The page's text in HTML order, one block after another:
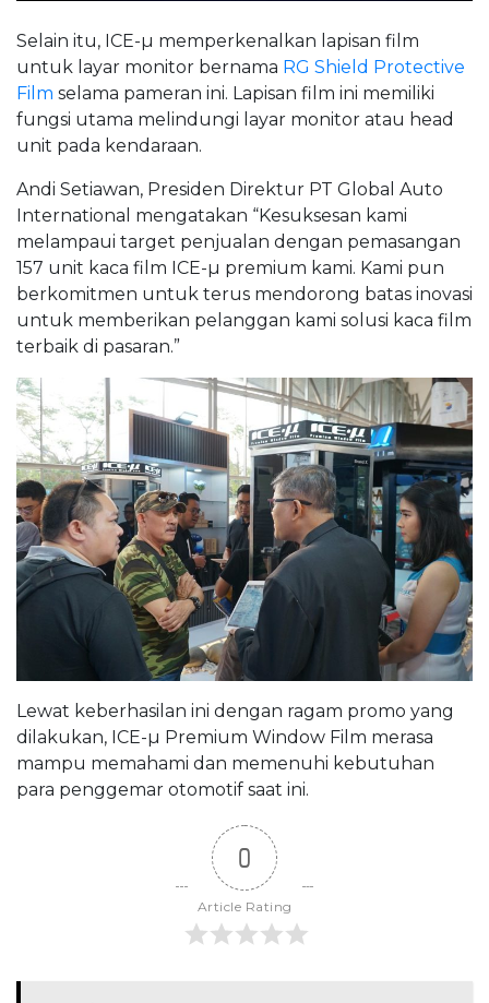
Selain itu, ICE-µ memperkenalkan lapisan film
untuk layar monitor bernama RG Shield Protective
Film selama pameran ini. Lapisan film ini memiliki
fungsi utama melindungi layar monitor atau head
unit pada kendaraan.
Andi Setiawan, Presiden Direktur PT Global Auto
International mengatakan “Kesuksesan kami
melampaui target penjualan dengan pemasangan
157 unit kaca film ICE-µ premium kami. Kami pun
berkomitmen untuk terus mendorong batas inovasi
untuk memberikan pelanggan kami solusi kaca film
terbaik di pasaran.”
Lewat keberhasilan ini dengan ragam promo yang
dilakukan, ICE-µ Premium Window Film merasa
mampu memahami dan memenuhi kebutuhan
para penggemar otomotif saat ini.
0
Article Rating